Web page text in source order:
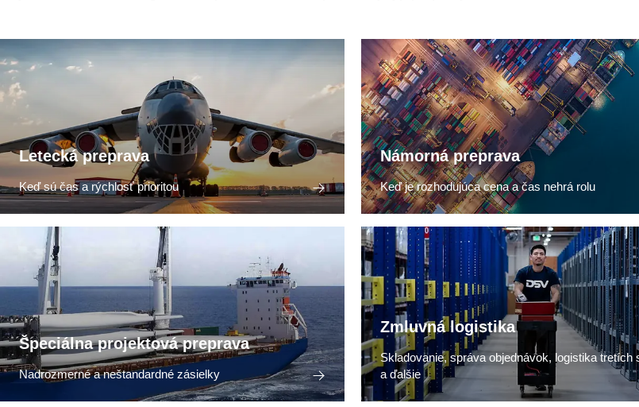
Letecká preprava
Keď sú čas a rýchlosť prioritou
Námorná preprava
Keď je rozhodujúca cena a čas nehrá rolu
Špeciálna projektová preprava
Nadrozmerné a neštandardné zásielky
Zmluvná logistika
Skladovanie, správa objednávok, logistika tretích
a ďalšie